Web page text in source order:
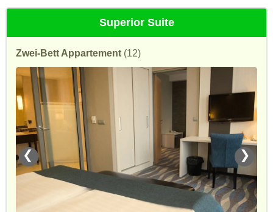
Superior Suite
Zwei-Bett Appartement (12)
❮ ❯